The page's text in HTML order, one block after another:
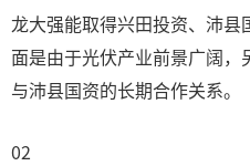
龙大强能取得兴田投资、沛
面是由于光伏产业前景广阔
与沛县国资的长期合作关系。
02